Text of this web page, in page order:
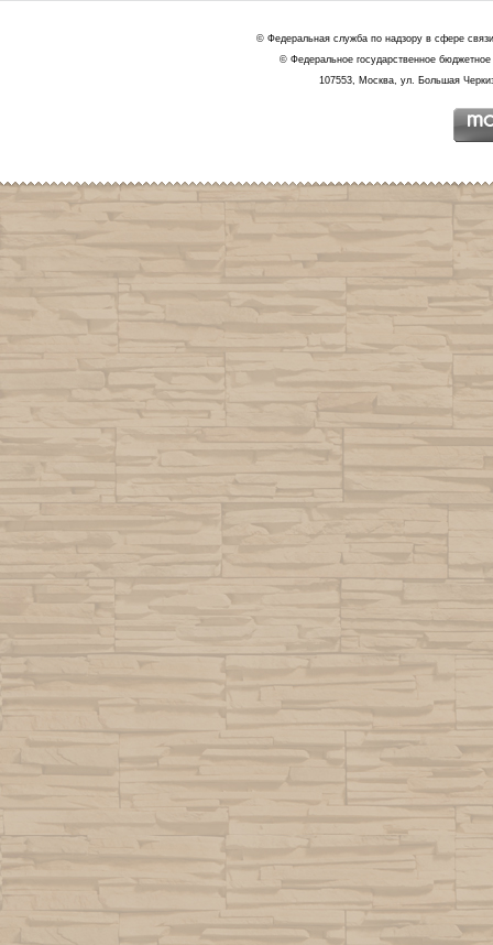
© Федеральная служба по надзору в сфере
© Федеральное государственное
107553, Москва, ул. Большая